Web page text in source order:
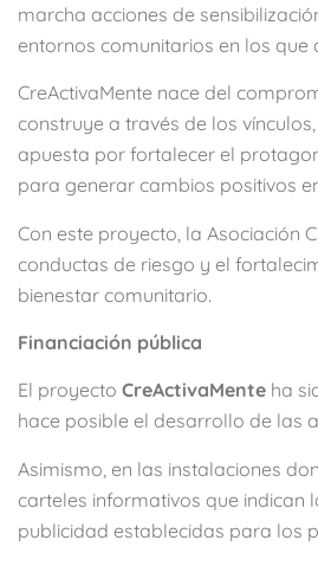
marcha acciones de
entornos comunitarios en los
CreActivaMente nace del
construye a través de los
apuesta por fortalecer el
para generar cambios positivos
Con este proyecto, la Asociación
conductas de riesgo y el
bienestar comunitario.
Financiación pública
El proyecto CreActivaMente ha
hace posible el desarrollo de las
Asimismo, en las instalaciones
carteles informativos que indican
publicidad establecidas para los